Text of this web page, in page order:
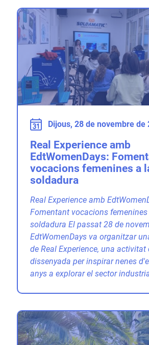
Dijous, 28 de novembre de
Real Experience amb
EdtWomenDays:
vocacions femenines a
soldadura
Real Experience amb
Fomentant vocacions femenines
soldadura El passat 28 de
EdtWomenDays va organitzar
de Real Experience, una activitat
dissenyada per inspirar nenes
anys a explorar el sector